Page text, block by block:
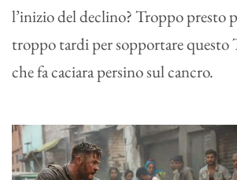
l’inizio del declino? Troppo presto
troppo tardi per sopportare
che fa caciara persino sul cancro.